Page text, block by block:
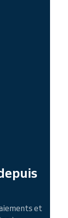
et